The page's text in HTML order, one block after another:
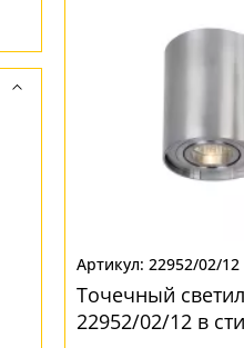
22952/02/12
Точечный
22952/02/12 в